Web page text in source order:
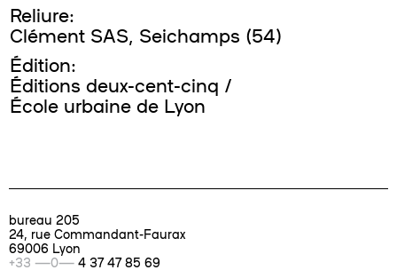
Reliure:
Clément SAS, Seichamps (54)
Édition:
Éditions deux-cent-cinq /
École urbaine de Lyon
bureau 205
24, rue Commandant-Faurax
69006 Lyon
+33 —0— 4 37 47 85 69